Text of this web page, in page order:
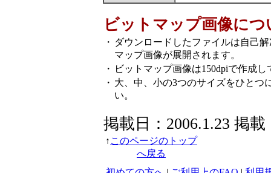
ビットマップ画像につ
・ ダウンロードしたファイルは自己
マップ画像が展開されます。
・
ビットマップ画像は150dpiで作成し
・ 大、中、小の3つのサイズをひとつ
い。
掲載日：2006.1.23 掲載
↑ このページのトップ
へ戻る